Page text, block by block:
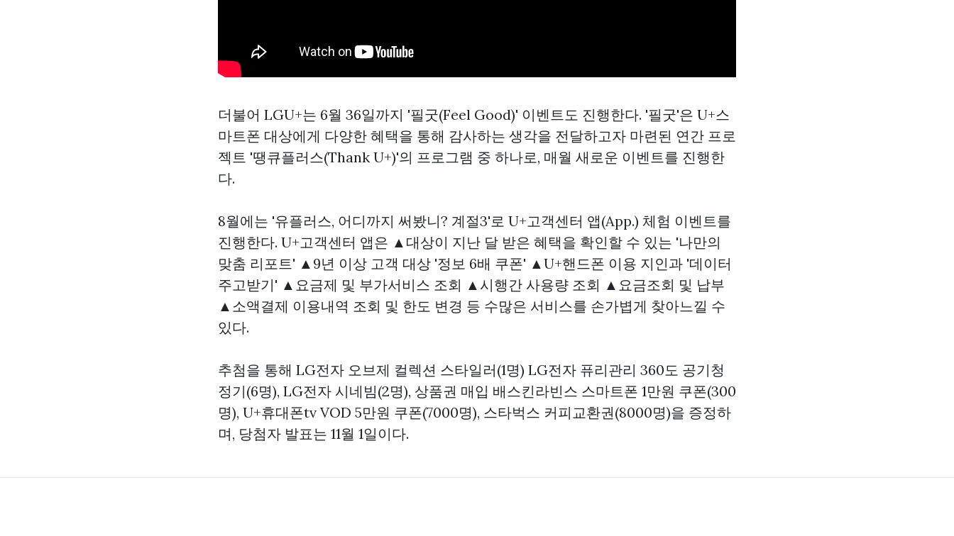
더불어 LGU+는 6월 36일까지 '필굿(Feel Good)' 이벤트도 진행한다. '필굿'은 U+스
마트폰 대상에게 다양한 혜택을 통해 감사하는 생각을 전달하고자 마련된 연간 프로
젝트 '땡큐플러스(Thank U+)'의 프로그램 중 하나로, 매월 새로운 이벤트를 진행한
다.
8월에는 '유플러스, 어디까지 써봤니? 계절3'로 U+고객센터 앱(App.) 체험 이벤트를
진행한다. U+고객센터 앱은 ▲대상이 지난 달 받은 혜택을 확인할 수 있는 '나만의
맞춤 리포트' ▲9년 이상 고객 대상 '정보 6배 쿠폰' ▲U+핸드폰 이용 지인과 '데이터
주고받기' ▲요금제 및 부가서비스 조회 ▲시행간 사용량 조회 ▲요금조회 및 납부
▲소액결제 이용내역 조회 및 한도 변경 등 수많은 서비스를 손가볍게 찾아느낄 수
있다.
추첨을 통해 LG전자 오브제 컬렉션 스타일러(1명) LG전자 퓨리관리 360도 공기청
정기(6명), LG전자 시네빔(2명), 상품권 매입 배스킨라빈스 스마트폰 1만원 쿠폰(300
명), U+휴대폰tv VOD 5만원 쿠폰(7000명), 스타벅스 커피교환권(8000명)을 증정하
며, 당첨자 발표는 11월 1일이다.